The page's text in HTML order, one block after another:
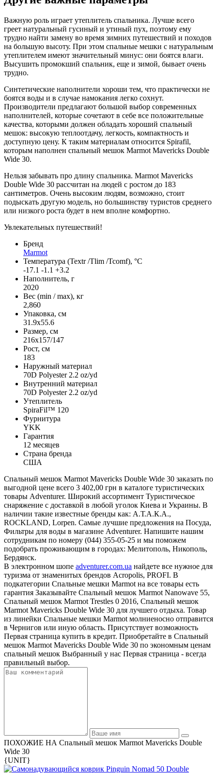
Важную роль играет утеплитель спальника. Лучше всего
греет натуральный гусиный и утиный пух, поэтому ему
трудно найти замену во время зимних путешествий и походов
на большую высоту. При этом спальные мешки с натуральным
утеплителем имеют значительный минус: они боятся влаги.
Высушить промокший спальник, еще и зимой, бывает очень
трудно.
Синтетические наполнители хороши тем, что практически не
боятся воды и в случае намокания легко сохнут.
Производители предлагают большой выбор современных
наполнителей, которые сочетают в себе все положительные
качества, которыми должен обладать хороший спальный
мешок: высокую теплоотдачу, легкость, компактность и
доступную цену. К таким материалам относится Spirafil,
которым наполнен спальный мешок Marmot Mavericks Double
Wide 30.
Нельзя забывать про длину спальника. Marmot Mavericks
Double Wide 30 рассчитан на людей с ростом до 183
сантиметров. Очень высоким людям, возможно, стоит
подыскать другую модель, но большинству туристов среднего
или низкого роста будет в нем вполне комфортно.
Увлекательных путешествий!
Бренд
Marmot
Температура (Textr /Tlim /Tcomf), °C
-17.1 -1.1 +3.2
Наполнитель, г
2020
Вес (min / max), кг
2,860
Упаковка, см
31.9х55.6
Размер, см
216х157/147
Рост, см
183
Наружный материал
70D Polyester 2.2 oz/yd
Внутренний материал
70D Polyester 2.2 oz/yd
Утеплитель
SpiraFil™ 120
Фурнитура
YKK
Гарантия
12 месяцев
Страна бренда
США
Спальный мешок Marmot Mavericks Double Wide 30 заказать по
выгодной цене всего 3 402,00 грн в каталоге туристических
товары Adventurer. Широкий ассортимент Туристическое
снаряжение с доставкой в любой уголок Киева и Украины. В
наличии такие известные бренды как: А.Т.А.К.А.,
ROCKLAND, Lorpen. Самые лучшие предложения на Посуда,
Фильтры для воды в магазине Adventurer. Напишите нашим
сотрудникам по номеру (044) 355-05-25 и мы поможем
подобрать проживающим в городах: Мелитополь, Никополь,
Бердянск.
В электронном шопе adventurer.com.ua найдете все нужное для
туризма от знаменитых брендов Acropolis, PROFI. В
подкатегории Спальные мешки Marmot на все товары есть
гарантия Заказывайте Спальный мешок Marmot Nanowave 55,
Спальный мешок Marmot Trestles 0 2016, Спальный мешок
Marmot Mavericks Double Wide 30 для лучшего отдыха. Товар
из линейки Спальные мешки Marmot молниеносно отправится
в Чернигов или иную область. Присутствует возможность
Первая страница купить в кредит. Приобретайте в Спальный
мешок Marmot Mavericks Double Wide 30 по экономным ценам
спальный мешок Выбранный у нас Первая страница - всегда
правильный выбор.
ПОХОЖИЕ НА Спальный мешок Marmot Mavericks Double
Wide 30
{UNIT}